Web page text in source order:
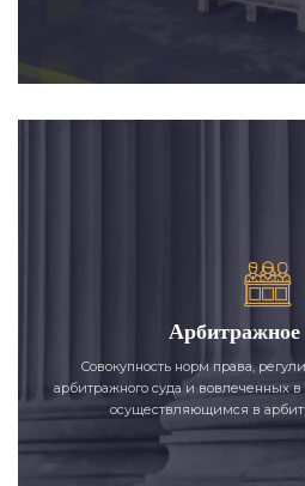
Совокупность норм права,
арбитражного суда и вовлеченных в
осуществляющимся в